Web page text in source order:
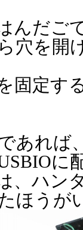
んだご
穴を開
固定す
あれば
に
、ハン
ほうが